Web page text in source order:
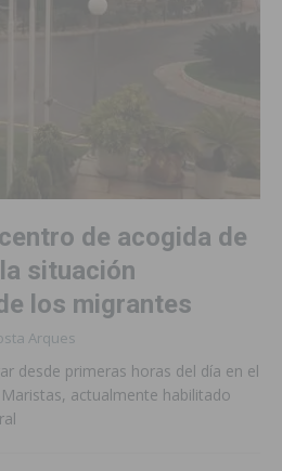
de acogida de
situación
los migrantes
Arques
desde primeras horas del día en el
actualmente habilitado